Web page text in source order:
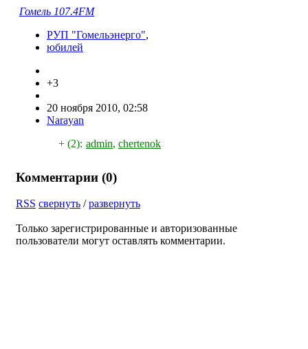
Гомель 107.4FM
РУП "Гомельэнерго",
юбилей
+3
20 ноября 2010, 02:58
Narayan
+ (2): admin, chertenok
Комментарии (0)
RSS свернуть /развернуть
Только зарегистрированные и авторизованные
пользователи могут оставлять комментарии.